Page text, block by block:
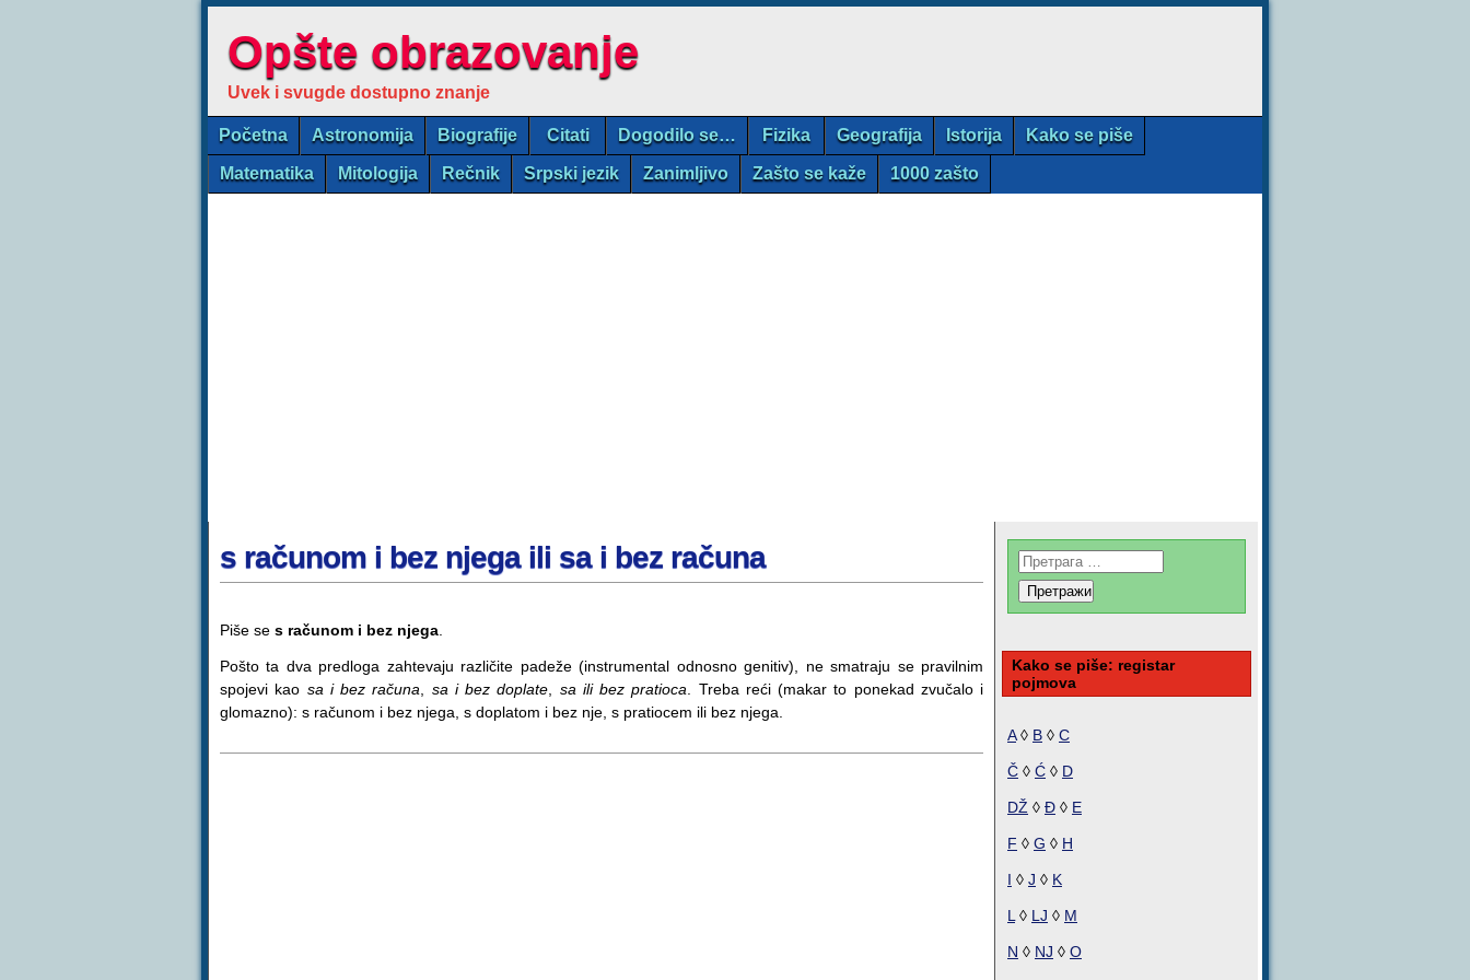
Opšte obrazovanje
Uvek i svugde dostupno znanje
Početna Astronomija Biografije Citati Dogodilo se… Fizika Geografija Istorija Kako se piše
Matematika Mitologija Rečnik Srpski jezik Zanimljivo Zašto se kaže 1000 zašto
s računom i bez njega ili sa i bez računa
Piše se s računom i bez njega
Pošto ta dva predloga zahtevaju različite padeže (instrumental odnosno genitiv), ne smatraju se pravilnim
spojevi kao sa i bez računa sa i bez doplate sa ili bez pratioca . Treba reći (makar to ponekad zvučalo i
glomazno): s računom i bez njega, s doplatom i bez nje, s pratiocem ili bez njega.
Kako se piše: registar
pojmova
A◊ B ◊ C
Č ◊ Ć ◊ D
DŽ ◊ Đ ◊ E
F ◊ G ◊ H
I ◊ J ◊ K
L ◊ LJ ◊ M
N ◊ NJ ◊ O